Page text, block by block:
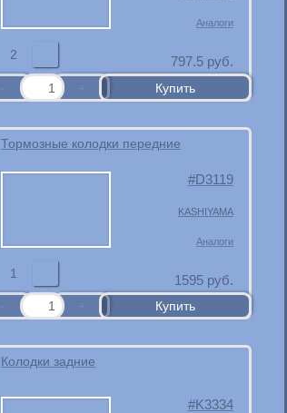
Аналоги
2 797.5руб.
Тормозные колодки передние
D3119
KASHIYAMA
Аналоги
1 1595руб.
Колодки задние
K3334